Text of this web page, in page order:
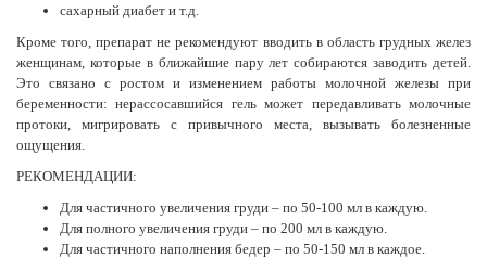
сахарный диабет и т.д.
Кроме того, препарат не рекомендуют вводить в область грудных желез
женщинам, которые в ближайшие пару лет собираются заводить детей.
Это связано с ростом и изменением работы молочной железы при
беременности: нерассосавшийся гель может передавливать молочные
протоки, мигрировать с привычного места, вызывать болезненные
ощущения.
РЕКОМЕНДАЦИИ:
Для частичного увеличения груди – по 50-100 мл в каждую.
Для полного увеличения груди – по 200 мл в каждую.
Для частичного наполнения бедер – по 50-150 мл в каждое.